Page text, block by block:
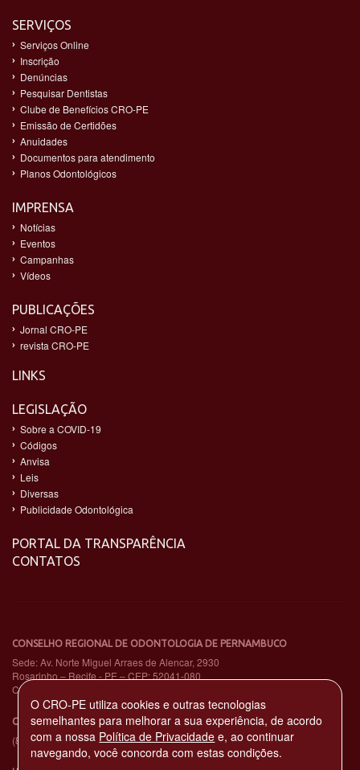
SERVIÇOS
Serviços Online
Inscrição
Denúncias
Pesquisar Dentistas
Clube de Benefícios CRO-PE
Emissão de Certidões
Anuidades
Documentos para atendimento
Planos Odontológicos
IMPRENSA
Notícias
Eventos
Campanhas
Vídeos
PUBLICAÇÕES
Jornal CRO-PE
revista CRO-PE
LINKS
LEGISLAÇÃO
Sobre a COVID-19
Códigos
Anvisa
Leis
Diversas
Publicidade Odontológica
PORTAL DA TRANSPARÊNCIA
CONTATOS
CONSELHO REGIONAL DE ODONTOLOGIA DE PERNAMBUCO
Sede: Av. Norte Miguel Arraes de Alencar, 2930
Rosarinho – Recife - PE – CEP: 52041-080
CNPJ: 11.735.263/0001-65
CENTRAL DE ATENDIMENTO TELEFÔNICO
(81) 3194-4900
O CRO-PE utiliza cookies e outras tecnologias
semelhantes para melhorar a sua experiência, de acordo
com a nossa Política de Privacidade e, ao continuar
navegando, você concorda com estas condições.